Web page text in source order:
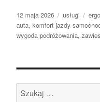
Data
publikacji
12 maja 2026 Kategorie
usługi Tagi
auta,komfort jazdy
wygoda podróżowania,
Szukaj: